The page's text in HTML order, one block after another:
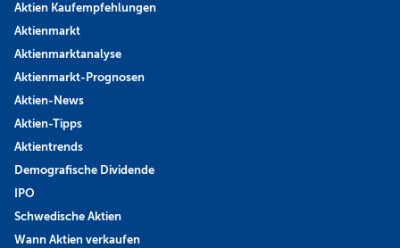
Aktien Kaufempfehlungen
Aktienmarkt
Aktienmarktanalyse
Aktienmarkt-Prognosen
Aktien-News
Aktien-Tipps
Aktientrends
Demografische Dividende
IPO
Schwedische Aktien
Wann Aktien verkaufen